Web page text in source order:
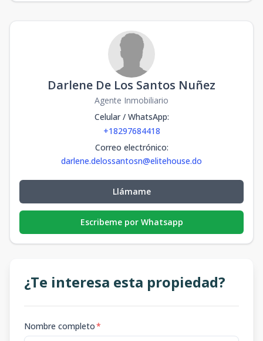
Darlene De Los Santos Nuñez
Agente Inmobiliario
Celular / WhatsApp:
+18297684418
Correo electrónico:
darlene.delossantosn@elitehouse.do
Llámame
Escribeme por Whatsapp
¿Te interesa esta propiedad?
Nombre completo*